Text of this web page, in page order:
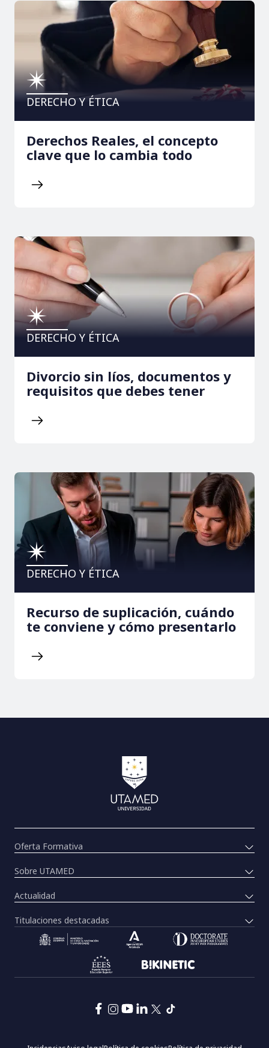
DERECHO Y ÉTICA
Derechos Reales, el concepto
clave que lo cambia todo
DERECHO Y ÉTICA
Divorcio sin líos, documentos y
requisitos que debes tener
DERECHO Y ÉTICA
Recurso de suplicación, cuándo
te conviene y cómo presentarlo
Oferta Formativa
Sobre UTAMED
Actualidad
Titulaciones destacadas